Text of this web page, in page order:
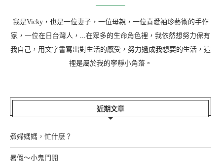
我是Vicky，也是一位妻子，一位母親，一位喜愛袖珍藝術的手作
家，一位在日台灣人，...在眾多的生命角色裡，我依然想努力保有
我自己，用文字書寫出對生活的感受，努力過成我想要的生活，這
裡是屬於我的寧靜小角落。
近期文章
煮婦媽媽，忙什麼？
暑假～小鬼門開